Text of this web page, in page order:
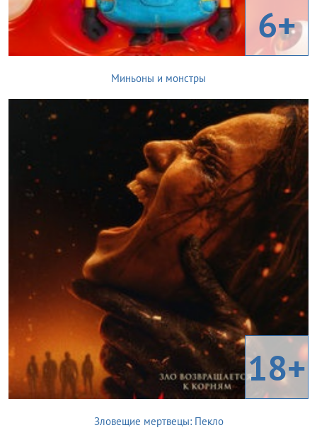
6+
Миньоны и монстры
18+
Зловещие мертвецы: Пекло